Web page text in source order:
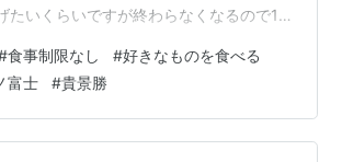
たいくらいですが終わらなくなるので1つ
決定戦で破り連覇を成し遂げました！ 本
咄嗟の判断によりかわされ突き落とし
3敗で優勝決定戦へ。 過去に優勝決定戦
ない照ノ富士関、貴景勝関にも負けてい
食事制限なし #好きなものを食べる
富士 #貴景勝